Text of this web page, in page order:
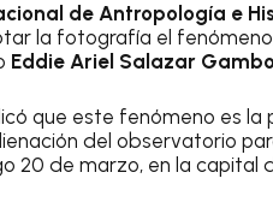
de Antropología e
la fotografía el
Eddie Ariel Salazar
que este fenómeno es
del observatorio
20 de marzo, en la capital